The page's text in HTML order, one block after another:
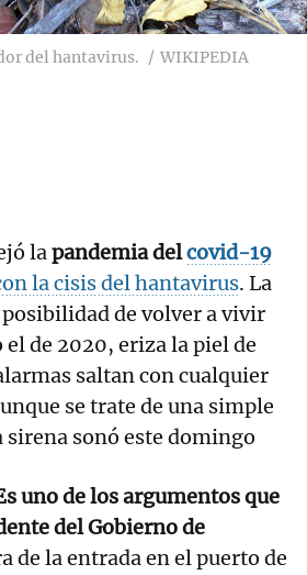
del hantavirus. WIKIPEDIA
lapandemia delcovid-19
lacisis del hantavirus. La
de volver a vivir
de 2020, eriza la piel de
saltan con cualquier
se trate de una simple
sirena sonó este domingo
uno de los argumentos que
del Gobierno de
de la entrada en el puerto de